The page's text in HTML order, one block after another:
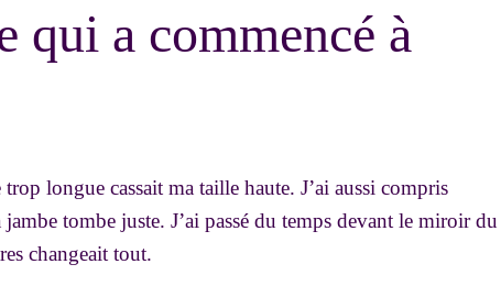
qui a commencé à
longue cassait ma taille haute. J’ai aussi compris
tombe juste. J’ai passé du temps devant le miroir du
changeait tout.